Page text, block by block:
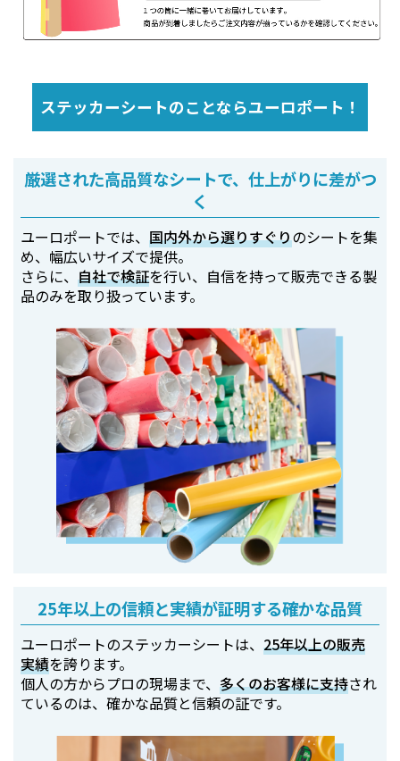
ステッカーシートのことならユーロポート！
厳選された高品質なシートで、仕上がりに差がつ
く
ユーロポートでは、国内外から選りすぐりのシートを集
め、幅広いサイズで提供。
さらに、自社で検証を行い、自信を持って販売できる製
品のみを取り扱っています。
25年以上の信頼と実績が証明する確かな品質
ユーロポートのステッカーシートは、25年以上の販売
実績を誇ります。
個人の方からプロの現場まで、多くのお客様に支持され
ているのは、確かな品質と信頼の証です。